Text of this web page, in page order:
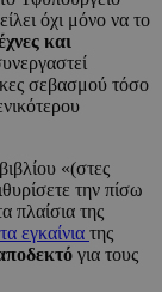
όχι μόνο να το
και
σεβασμού τόσο
«(στες
την πίσω
πλαίσια της
εγκαίνια της
για τους